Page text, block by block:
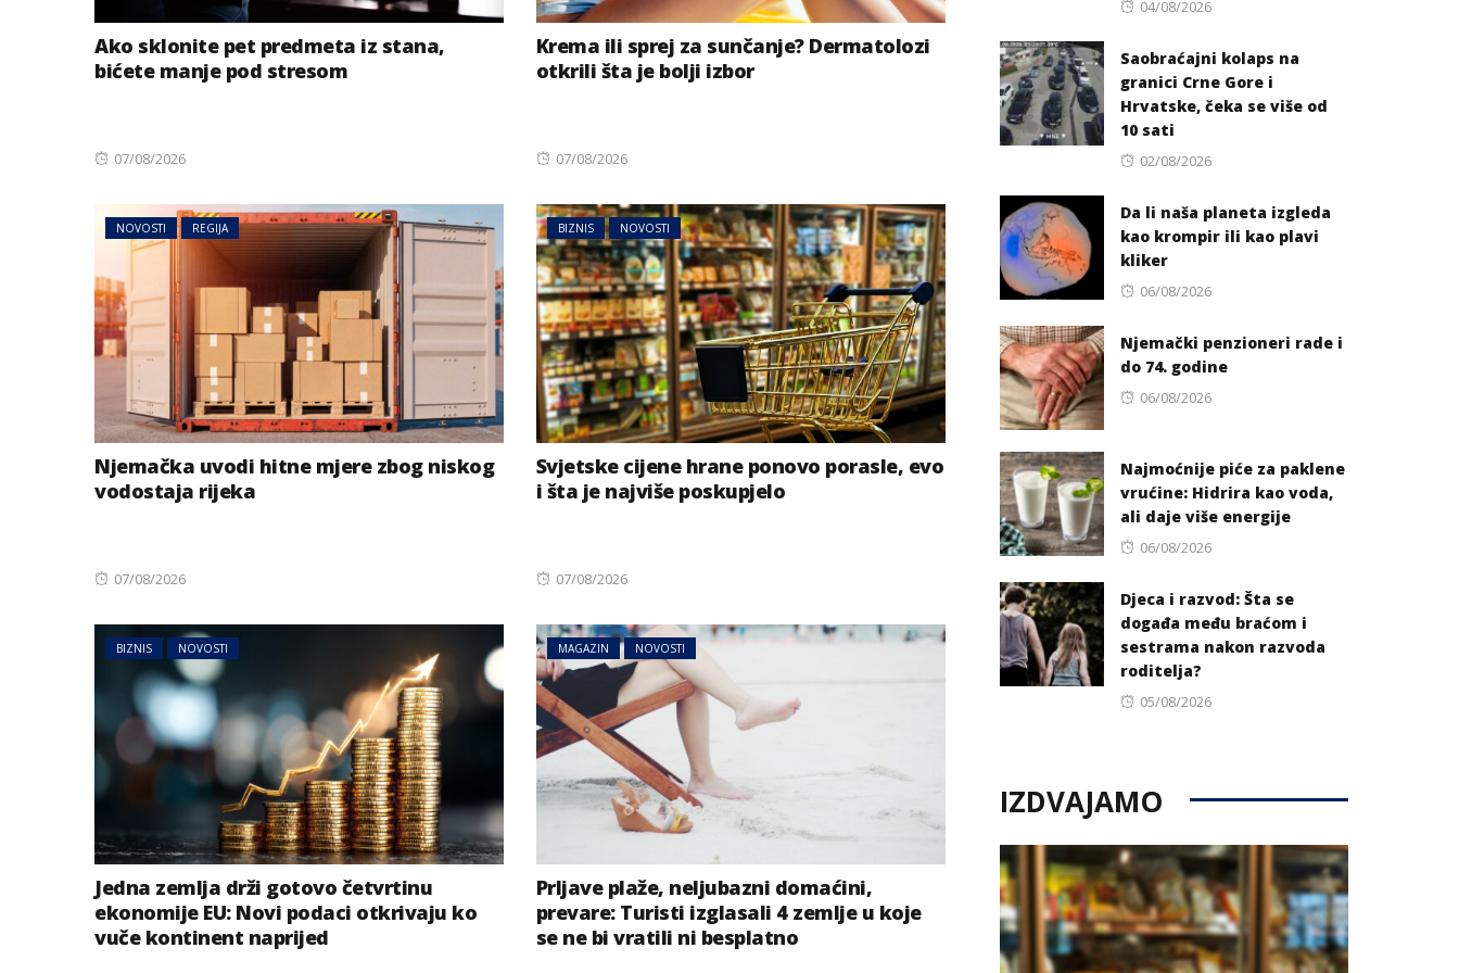
Ako sklonite pet predmeta iz stana,
bićete manje pod stresom
Posted
07/08/2026
Krema ili sprej za sunčanje? Dermatolozi
otkrili šta je bolji izbor
Posted
07/08/2026
NOVOSTI REGIJA
Njemačka uvodi hitne mjere zbog niskog
vodostaja rijeka
Posted
07/08/2026
BIZNIS NOVOSTI
Svjetske cijene hrane ponovo porasle, evo
i šta je najviše poskupjelo
Posted
07/08/2026
BIZNIS NOVOSTI
Jedna zemlja drži gotovo četvrtinu
ekonomije EU: Novi podaci otkrivaju ko
vuče kontinent naprijed
MAGAZIN NOVOSTI
Prljave plaže, neljubazni domaćini,
prevare: Turisti izglasali 4 zemlje u koje
se ne bi vratili ni besplatno
Posted
04/08/2026
Saobraćajni kolaps na
granici Crne Gore i
Hrvatske, čeka se više od
10 sati
Posted
02/08/2026
Da li naša planeta izgleda
kao krompir ili kao plavi
kliker
Posted
06/08/2026
Njemački penzioneri rade i
do 74. godine
Posted
06/08/2026
Najmoćnije piće za paklene
vrućine: Hidrira kao voda,
ali daje više energije
Posted
06/08/2026
Djeca i razvod: Šta se
događa među braćom i
sestrama nakon razvoda
roditelja?
Posted
05/08/2026
IZDVAJAMO